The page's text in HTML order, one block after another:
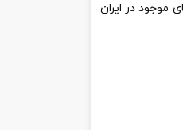
موجود در ایران